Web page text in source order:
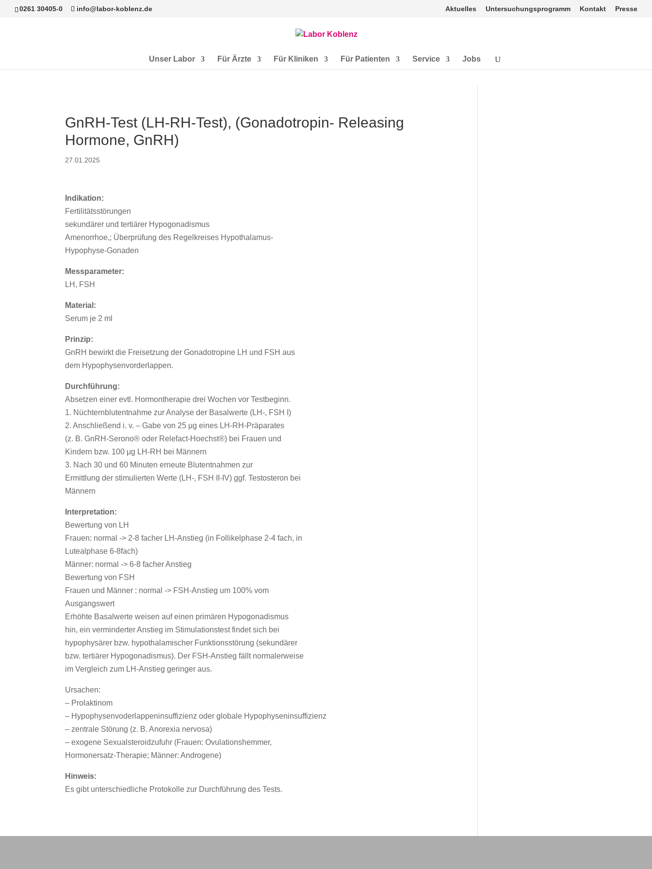
0261 30405-0 info@labor-koblenz.de Aktuelles Untersuchungsprogramm Kontakt Presse
Unser Labor Für Ärzte Für Kliniken Für Patienten Service Jobs
GnRH-Test (LH-RH-Test), (Gonadotropin- Releasing
Hormone, GnRH)
27.01.2025
Indikation:
Fertilitätsstörungen
sekundärer und tertiärer Hypogonadismus
Amenorrhoe,; Überprüfung des Regelkreises Hypothalamus-
Hypophyse-Gonaden
Messparameter:
LH, FSH
Material:
Serum je 2 ml
Prinzip:
GnRH bewirkt die Freisetzung der Gonadotropine LH und FSH aus
dem Hypophysenvorderlappen.
Durchführung:
Absetzen einer evtl. Hormontherapie drei Wochen vor Testbeginn.
1. Nüchternblutentnahme zur Analyse der Basalwerte (LH-, FSH I)
2. Anschließend i. v. – Gabe von 25 μg eines LH-RH-Präparates
(z. B. GnRH-Serono® oder Relefact-Hoechst®) bei Frauen und
Kindern bzw. 100 μg LH-RH bei Männern
3. Nach 30 und 60 Minuten erneute Blutentnahmen zur
Ermittlung der stimulierten Werte (LH-, FSH II-IV) ggf. Testosteron bei
Männern
Interpretation:
Bewertung von LH
Frauen: normal -> 2-8 facher LH-Anstieg (in Follikelphase 2-4 fach, in
Lutealphase 6-8fach)
Männer: normal -> 6-8 facher Anstieg
Bewertung von FSH
Frauen und Männer : normal -> FSH-Anstieg um 100% vom
Ausgangswert
Erhöhte Basalwerte weisen auf einen primären Hypogonadismus
hin, ein verminderter Anstieg im Stimulationstest findet sich bei
hypophysärer bzw. hypothalamischer Funktionsstörung (sekundärer
bzw. tertiärer Hypogonadismus). Der FSH-Anstieg fällt normalerweise
im Vergleich zum LH-Anstieg geringer aus.
Ursachen:
– Prolaktinom
– Hypophysenvoderlappeninsuffizienz oder globale Hypophyseninsuffizienz
– zentrale Störung (z. B. Anorexia nervosa)
– exogene Sexualsteroidzufuhr (Frauen: Ovulationshemmer,
Hormonersatz-Therapie; Männer: Androgene)
Hinweis:
Es gibt unterschiedliche Protokolle zur Durchführung des Tests.